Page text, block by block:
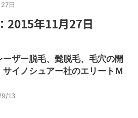
27日
2015年11月27日
ーザー脱毛、髭脱毛、毛穴の開
サイノシュアー社のエリートＭ
9/13